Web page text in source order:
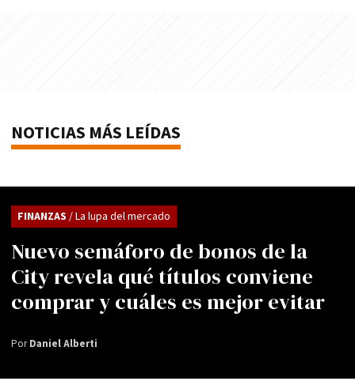
NOTICIAS MÁS LEÍDAS
Nuevo semáforo de bonos de la
City revela qué títulos conviene
comprar y cuáles es mejor evitar
FINANZAS / La lupa del mercado
PorDaniel Alberti